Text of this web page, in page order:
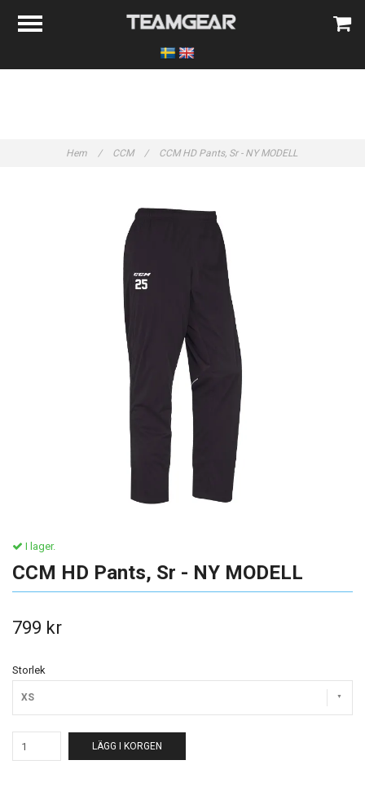
Hem / CCM / CCM HD Pants, Sr - NY MODELL
I lager.
CCM HD Pants, Sr - NY MODELL
799 kr
Storlek
XS
LÄGG I KORGEN